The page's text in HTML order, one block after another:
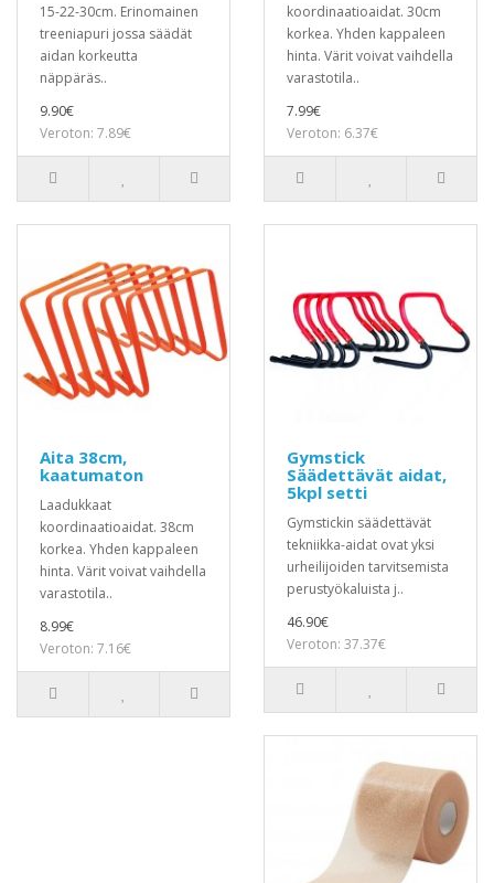
15-22-30cm. Erinomainen
treeniapuri jossa säädät
aidan korkeutta
näppäräs..
9.90€
Veroton: 7.89€
koordinaatioaidat. 30cm
korkea. Yhden kappaleen
hinta. Värit voivat vaihdella
varastotila..
7.99€
Veroton: 6.37€
Aita 38cm,
kaatumaton
Laadukkaat
koordinaatioaidat. 38cm
korkea. Yhden kappaleen
hinta. Värit voivat vaihdella
varastotila..
8.99€
Veroton: 7.16€
Gymstick
Säädettävät aidat,
5kpl setti
Gymstickin säädettävät
tekniikka-aidat ovat yksi
urheilijoiden tarvitsemista
perustyökaluista j..
46.90€
Veroton: 37.37€